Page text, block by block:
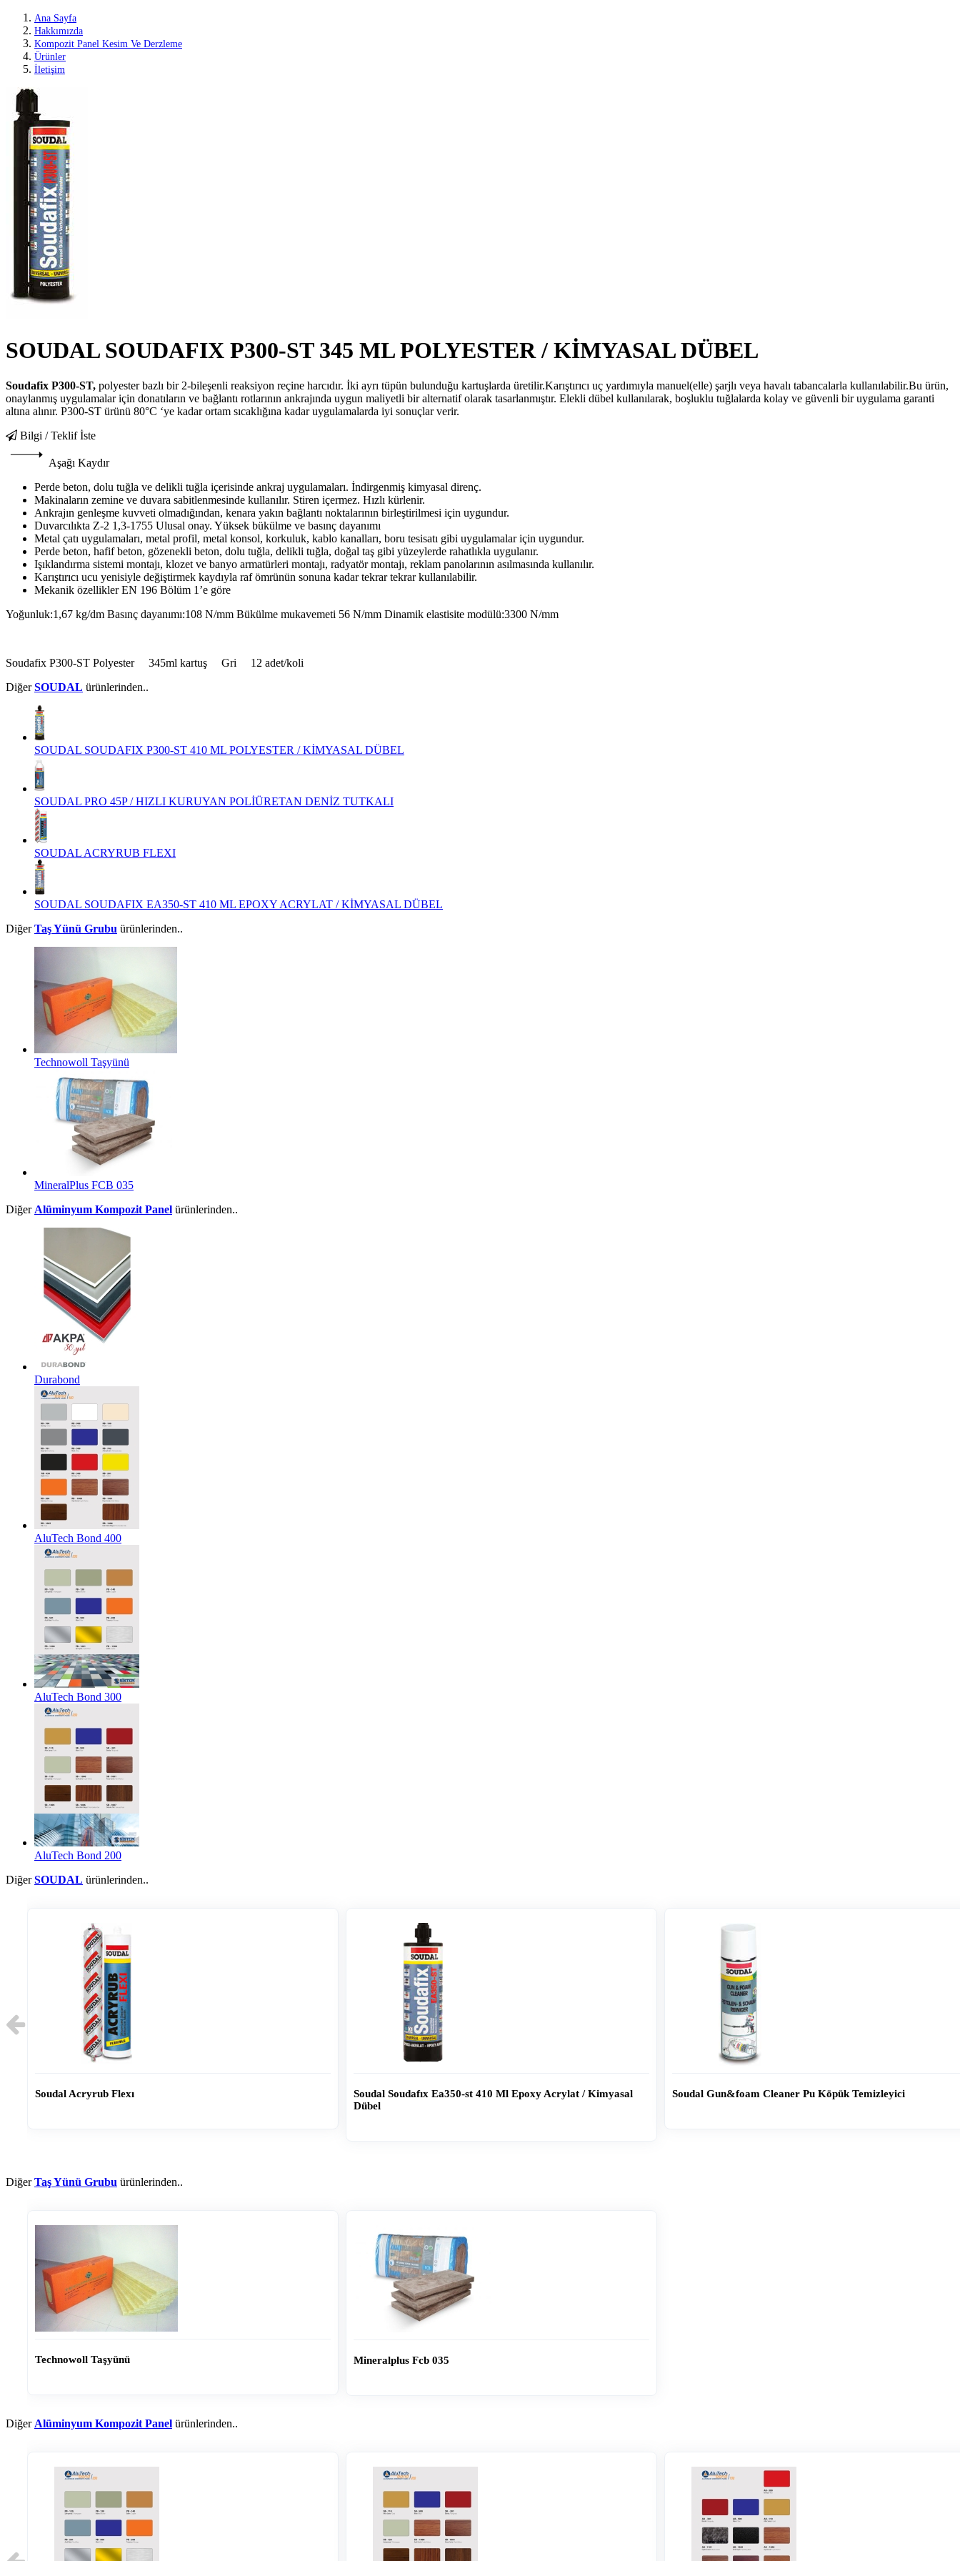
Ana Sayfa
Hakkımızda
Kompozit Panel Kesim Ve Derzleme
Ürünler
İletişim
SOUDAL SOUDAFIX P300-ST 345 ML POLYESTER / KİMYASAL DÜBEL
Soudafix P300-ST, polyester bazlı bir 2-bileşenli reaksiyon reçine harcıdır. İki ayrı tüpün bulunduğu kartuşlarda üretilir.Karıştırıcı uç yardımıyla manuel(elle) şarjlı veya havalı tabancalarla kullanılabilir.Bu ürün,
onaylanmış uygulamalar için donatıların ve bağlantı rotlarının ankrajında uygun maliyetli bir alternatif olarak tasarlanmıştır. Elekli dübel kullanılarak, boşluklu tuğlalarda kolay ve güvenli bir uygulama garanti
altına alınır. P300-ST ürünü 80°C ‘ye kadar ortam sıcaklığına kadar uygulamalarda iyi sonuçlar verir.
Bilgi / Teklif İste
Aşağı Kaydır
Perde beton, dolu tuğla ve delikli tuğla içerisinde ankraj uygulamaları. İndirgenmiş kimyasal direnç.
Makinaların zemine ve duvara sabitlenmesinde kullanılır. Stiren içermez. Hızlı kürlenir.
Ankrajın genleşme kuvveti olmadığından, kenara yakın bağlantı noktalarının birleştirilmesi için uygundur.
Duvarcılıkta Z-2 1,3-1755 Ulusal onay. Yüksek bükülme ve basınç dayanımı
Metal çatı uygulamaları, metal profil, metal konsol, korkuluk, kablo kanalları, boru tesisatı gibi uygulamalar için uygundur.
Perde beton, hafif beton, gözenekli beton, dolu tuğla, delikli tuğla, doğal taş gibi yüzeylerde rahatlıkla uygulanır.
Işıklandırma sistemi montajı, klozet ve banyo armatürleri montajı, radyatör montajı, reklam panolarının asılmasında kullanılır.
Karıştırıcı ucu yenisiyle değiştirmek kaydıyla raf ömrünün sonuna kadar tekrar tekrar kullanılabilir.
Mekanik özellikler EN 196 Bölüm 1’e göre
Yoğunluk:1,67 kg/dm Basınç dayanımı:108 N/mm Bükülme mukavemeti 56 N/mm Dinamik elastisite modülü:3300 N/mm
Soudafix P300-ST Polyester 345ml kartuş Gri 12 adet/koli
DiğerSOUDAL ürünlerinden..
SOUDAL SOUDAFIX P300-ST 410 ML POLYESTER / KİMYASAL DÜBEL
SOUDAL PRO 45P / HIZLI KURUYAN POLİÜRETAN DENİZ TUTKALI
SOUDAL ACRYRUB FLEXI
SOUDAL SOUDAFIX EA350-ST 410 ML EPOXY ACRYLAT / KİMYASAL DÜBEL
DiğerTaş Yünü Grubu ürünlerinden..
Technowoll Taşyünü
MineralPlus FCB 035
DiğerAlüminyum Kompozit Panel ürünlerinden..
Durabond
AluTech Bond 400
AluTech Bond 300
AluTech Bond 200
DiğerSOUDAL ürünlerinden..
Soudal Acryrub Flexı
Soudal Soudafıx Ea350-st 410 Ml Epoxy Acrylat / Kimyasal
Dübel
Soudal Gun&foam Cleaner Pu Köpük Temizleyici
DiğerTaş Yünü Grubu ürünlerinden..
Technowoll Taşyünü Mineralplus Fcb 035
Diğer Alüminyum Kompozit Panel ürünlerinden..